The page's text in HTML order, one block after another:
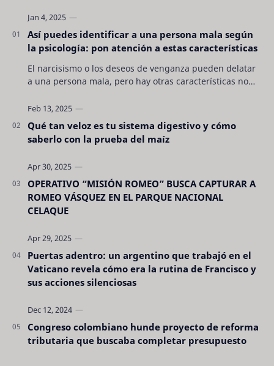
Así puedes identificar a una persona mala según
la psicología: pon atención a estas características
El narcisismo o los deseos de venganza pueden delatar
a una persona mala, pero hay otras características no
Qué tan veloz es tu sistema digestivo y cómo
saberlo con la prueba del maíz
OPERATIVO “MISIÓN ROMEO” BUSCA CAPTURAR A
ROMEO VÁSQUEZ EN EL PARQUE NACIONAL
CELAQUE
Puertas adentro: un argentino que trabajó en el
Vaticano revela cómo era la rutina de Francisco y
sus acciones silenciosas
Congreso colombiano hunde proyecto de reforma
tributaria que buscaba completar presupuesto